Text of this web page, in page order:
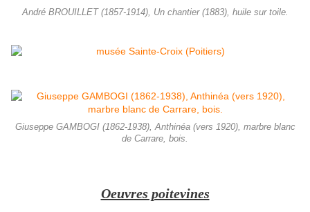
André BROUILLET (1857-1914), Un chantier (1883), huile sur toile.
Giuseppe GAMBOGI (1862-1938), Anthinéa (vers 1920), marbre blanc
de Carrare, bois.
Oeuvres poitevines